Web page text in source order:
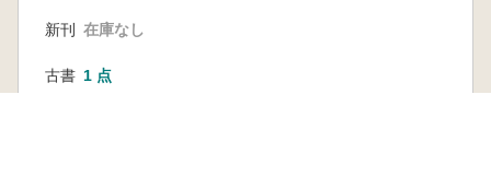
新刊 在庫なし
古書 1 点